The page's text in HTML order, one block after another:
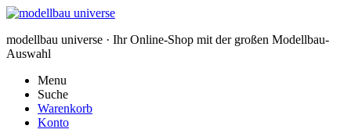
modellbau universe · Ihr Online-Shop mit der großen Modellbau-
Auswahl
Menu
Suche
Warenkorb
Konto